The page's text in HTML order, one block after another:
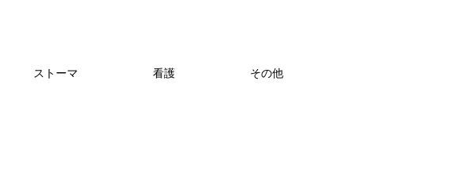
ストーマ 看護 その他